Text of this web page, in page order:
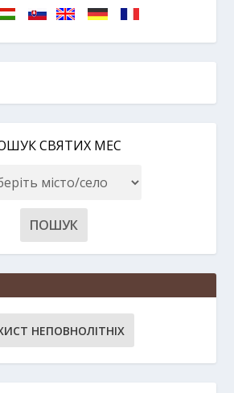
СВЯТИХ МЕС
НЕПОВНОЛІТНІХ